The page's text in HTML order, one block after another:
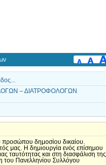
– ΔΙΑΤΡΟΦΟΛΟΓΩΝ
προσώπου δημοσίου δικαίου.
μας. Η δημιουργία ενός επίσημου
ταυτότητας και στη διασφάλιση της
του Πανελληνίου Συλλόγου